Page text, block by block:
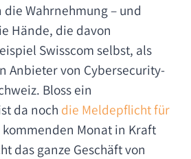
Wahrnehmung – und
Hände, die davon
Swisscom selbst, als
Anbieter von Cybersecurity-
Bloss ein
da noch die Meldepflicht für
Monat in Kraft
das ganze Geschäft von